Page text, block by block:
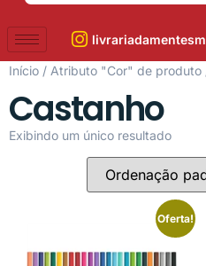
livrariadamentesm
Início / Atributo "Cor" de produto
Castanho
Exibindo um único resultado
Oferta!